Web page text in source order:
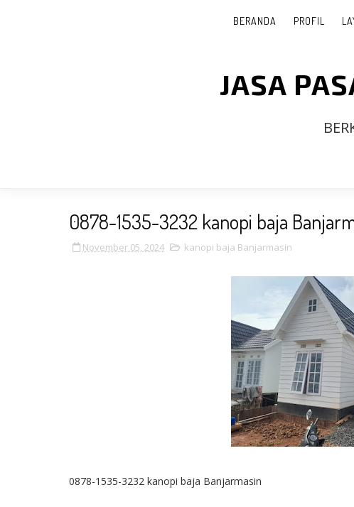
BERANDA PROFIL
JASA
0878-1535-3232 kanopi baja
November 05, 2024 kanopi baja Banjarmasin
0878-1535-3232 kanopi baja Banjarmasin